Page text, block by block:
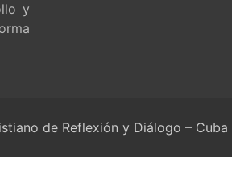
y
de Reflexión y Diálogo – Cuba